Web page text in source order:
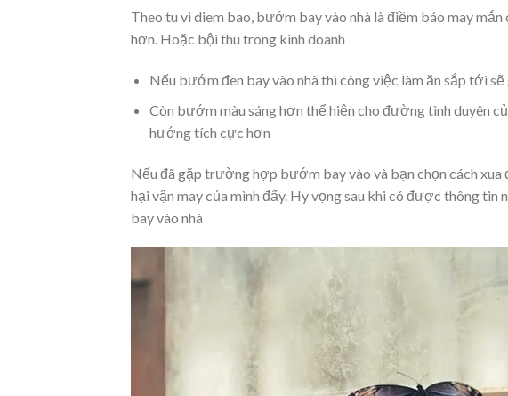
Theo tu vi diem bao, bướm bay vào nhà là điềm báo may
hơn. Hoặc bội thu trong kinh doanh
Nếu bướm đen bay vào nhà thì công việc làm ăn sắp tới
Còn bướm màu sáng hơn thể hiện cho đường tình duyên
hướng tích cực hơn
Nếu đã gặp trường hợp bướm bay vào và bạn chọn cách
hại vận may của mình đấy. Hy vọng sau khi có được thông
bay vào nhà